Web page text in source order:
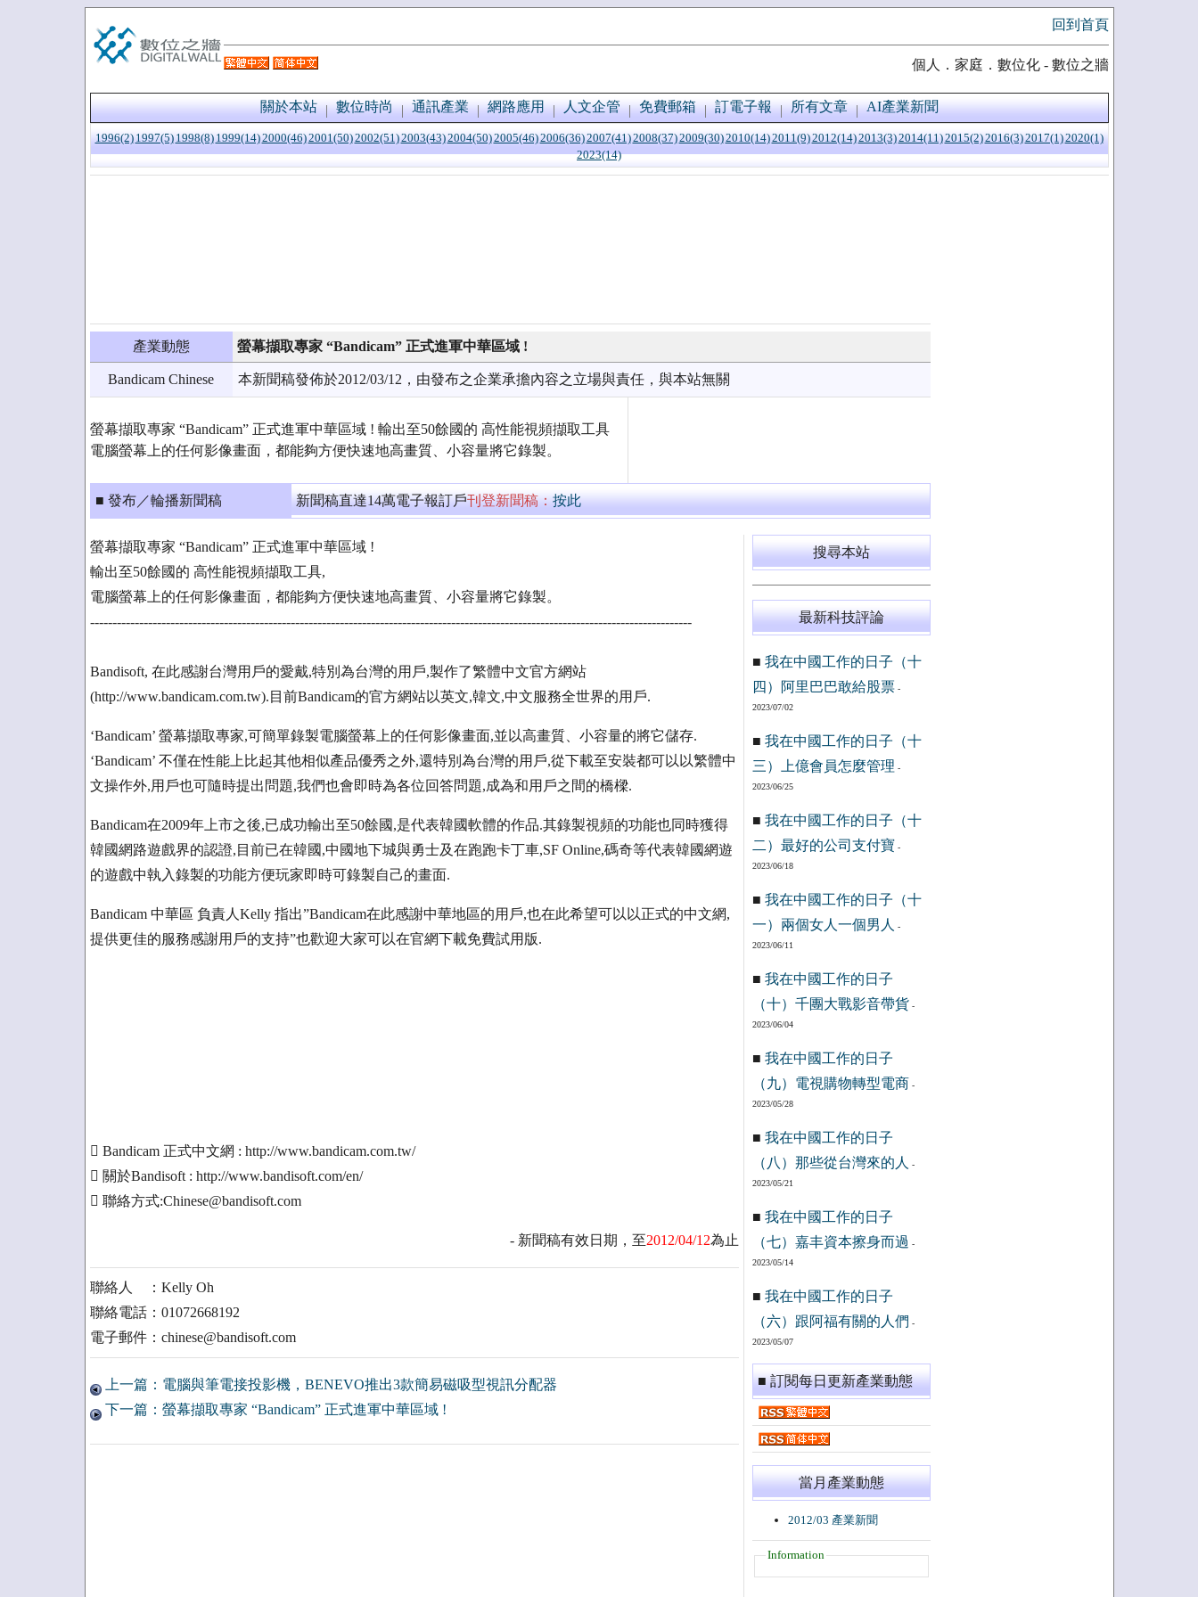
回到首頁
個人．家庭．數位化 - 數位之牆
關於本站 數位時尚 通訊產業 網路應用 人文企管 免費郵箱 訂電子報 所有文章 AI產業新聞
1996(2) 1997(5) 1998(8) 1999(14)2000(46)2001(50)2002(51)2003(43)2004(50)2005(46)2006(36)2007(41)2008(37)2009(30)2010(14)2011(9)2012(14)2013(3)2014(11)2015(2)2016(3)2017(1)2020(1)
2023(14)
產業動態 螢幕擷取專家 “Bandicam” 正式進軍中華區域 !
Bandicam Chinese 本新聞稿發佈於2012/03/12，由發布之企業承擔內容之立場與責任，與本站無關
螢幕擷取專家 “Bandicam” 正式進軍中華區域 ! 輸出至50餘國的 高性能視頻擷取工具
電腦螢幕上的任何影像畫面，都能夠方便快速地高畫質、小容量將它錄製。
■ 發布／輪播新聞稿 新聞稿直達14萬電子報訂戶刊登新聞稿：按此
螢幕擷取專家 “Bandicam” 正式進軍中華區域 !
輸出至50餘國的 高性能視頻擷取工具,
電腦螢幕上的任何影像畫面，都能夠方便快速地高畫質、小容量將它錄製。
---------------------------------------------------------------------------------------------------------------------------------------
Bandisoft, 在此感謝台灣用戶的愛戴,特別為台灣的用戶,製作了繁體中文官方網站
(http://www.bandicam.com.tw).目前Bandicam的官方網站以英文,韓文,中文服務全世界的用戶.
‘Bandicam’ 螢幕擷取專家,可簡單錄製電腦螢幕上的任何影像畫面,並以高畫質、小容量的將它儲存.
‘Bandicam’ 不僅在性能上比起其他相似產品優秀之外,還特別為台灣的用戶,從下載至安裝都可以以繁體中
文操作外,用戶也可隨時提出問題,我們也會即時為各位回答問題,成為和用戶之間的橋樑.
Bandicam在2009年上市之後,已成功輸出至50餘國,是代表韓國軟體的作品.其錄製視頻的功能也同時獲得
韓國網路遊戲界的認證,目前已在韓國,中國地下城與勇士及在跑跑卡丁車,SF Online,碼奇等代表韓國網遊
的遊戲中執入錄製的功能方便玩家即時可錄製自己的畫面.
Bandicam 中華區 負責人Kelly 指出”Bandicam在此感謝中華地區的用戶,也在此希望可以以正式的中文網,
提供更佳的服務感謝用戶的支持”也歡迎大家可以在官網下載免費試用版.
 Bandicam 正式中文網 : http://www.bandicam.com.tw/
 關於Bandisoft : http://www.bandisoft.com/en/
 聯絡方式:Chinese@bandisoft.com
- 新聞稿有效日期，至2012/04/12為止
聯絡人 ：Kelly Oh
聯絡電話：01072668192
電子郵件：chinese@bandisoft.com
上一篇：電腦與筆電接投影機，BENEVO推出3款簡易磁吸型視訊分配器
下一篇：螢幕擷取專家 “Bandicam” 正式進軍中華區域 !
搜尋本站
最新科技評論
■ 我在中國工作的日子（十
四）阿里巴巴敢給股票-
2023/07/02
■ 我在中國工作的日子（十
三）上億會員怎麼管理 -
2023/06/25
■ 我在中國工作的日子（十
二）最好的公司支付寶 -
2023/06/18
■ 我在中國工作的日子（十
一）兩個女人一個男人
-
2023/06/11
■ 我在中國工作的日子
（十）千團大戰影音帶貨 -
2023/06/04
■ 我在中國工作的日子
（九）電視購物轉型電商 -
2023/05/28
■ 我在中國工作的日子
（八）那些從台灣來的人
-
2023/05/21
■ 我在中國工作的日子
（七）嘉丰資本擦身而過 -
2023/05/14
■ 我在中國工作的日子
（六）跟阿福有關的人們 -
2023/05/07
■ 訂閱每日更新產業動態
當月產業動態
2012/03 產業新聞
Information